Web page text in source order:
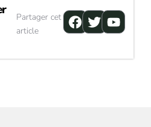
Partager cet
article
Facebook
Twitter